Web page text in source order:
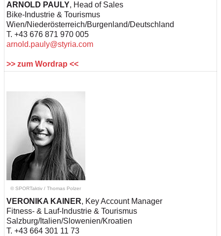
ARNOLD PAULY, Head of Sales
Bike-Industrie & Tourismus
Wien/Niederösterreich/Burgenland/Deutschland
T. +43 676 871 970 005
arnold.pauly@styria.com
>> zum Wordrap <<
© SPORTaktiv / Thomas Polzer
VERONIKA KAINER, Key Account Manager
Fitness- & Lauf-Industrie & Tourismus
Salzburg/Italien/Slowenien/Kroatien
T. +43 664 301 11 73